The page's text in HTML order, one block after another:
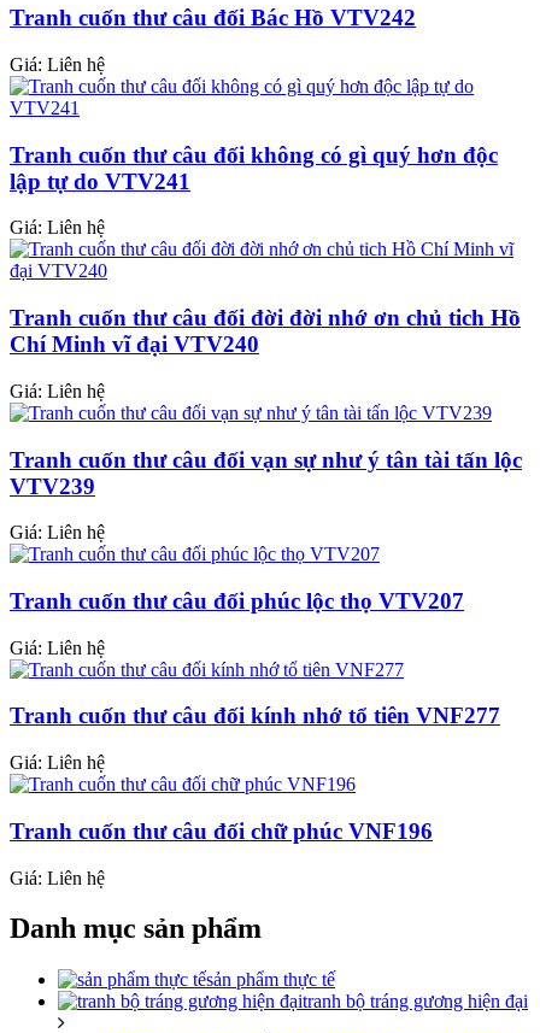
Tranh cuốn thư câu đối Bác Hồ VTV242
Giá: Liên hệ
Tranh cuốn thư câu đối không có gì quý hơn độc
lập tự do VTV241
Giá: Liên hệ
Tranh cuốn thư câu đối đời đời nhớ ơn chủ tich Hồ
Chí Minh vĩ đại VTV240
Giá: Liên hệ
Tranh cuốn thư câu đối vạn sự như ý tân tài tấn lộc
VTV239
Giá: Liên hệ
Tranh cuốn thư câu đối phúc lộc thọ VTV207
Giá: Liên hệ
Tranh cuốn thư câu đối kính nhớ tổ tiên VNF277
Giá: Liên hệ
Tranh cuốn thư câu đối chữ phúc VNF196
Giá: Liên hệ
Danh mục sản phẩm
sản phẩm thực tế
tranh bộ tráng gương hiện đại